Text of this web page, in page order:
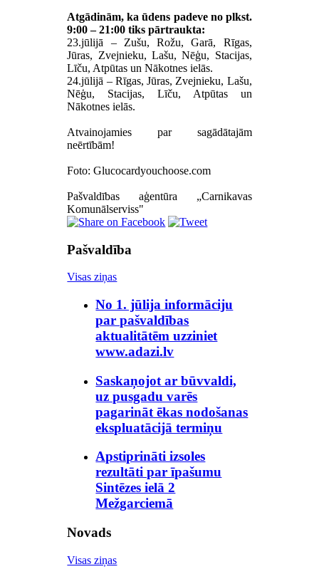
Atgādinām, ka ūdens padeve no plkst.
9:00 – 21:00 tiks pārtraukta:
23.jūlijā – Zušu, Rožu, Garā, Rīgas,
Jūras, Zvejnieku, Lašu, Nēģu, Stacijas,
Līču, Atpūtas un Nākotnes ielās.
24.jūlijā – Rīgas, Jūras, Zvejnieku, Lašu,
Nēģu, Stacijas, Līču, Atpūtas un
Nākotnes ielās.
Atvainojamies par sagādātajām
neērtībām!
Foto: Glucocardyouchoose.com
Pašvaldības aģentūra „Carnikavas
Komunālserviss"
Pašvaldība
Visas ziņas
No 1. jūlija informāciju
par pašvaldības
aktualitātēm uzziniet
www.adazi.lv
Saskaņojot ar būvvaldi,
uz pusgadu varēs
pagarināt ēkas nodošanas
ekspluatācijā termiņu
Apstiprināti izsoles
rezultāti par īpašumu
Sintēzes ielā 2
Mežgarciemā
Novads
Visas ziņas